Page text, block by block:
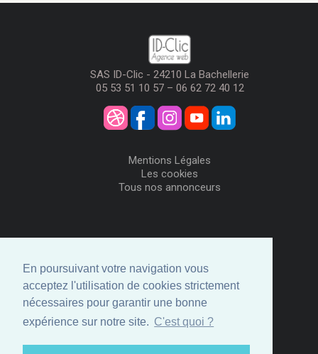
En poursuivant votre navigation vous
acceptez l'utilisation de cookies strictement
nécessaires pour garantir une bonne
expérience sur notre site. C'est quoi ?
SAS ID-Clic - 24210 La Bachellerie
05 53 51 10 57 – 06 62 72 40 12
Mentions Légales
Les cookies
Tous nos annonceurs
Me Connecter
Créer mon Compte
Annonceurs
Comment ça marche
Espace privé